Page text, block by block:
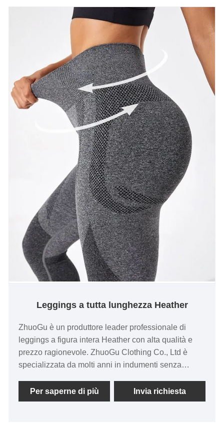
Leggings a tutta lunghezza Heather
ZhuoGu è un produttore leader professionale di
leggings a figura intera Heather con alta qualità e
prezzo ragionevole. ZhuoGu Clothing Co., Ltd è
specializzata da molti anni in indumenti senza
credibilità", con metodi di gestione scientifica, una
forte forza tecnica, continueremo ad approfondire la
Per saperne di più Invia richiesta